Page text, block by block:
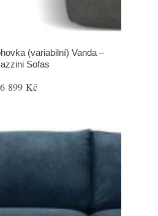
(variabilní) Vanda –
Sofas
899 Kč